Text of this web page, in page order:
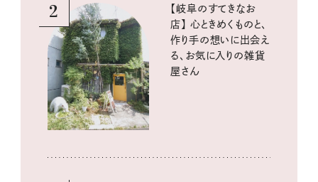
2
【岐阜のすてきなお
店】 心ときめくものと、
作り手の想いに出会え
る、お気に入りの雑貨
屋さん